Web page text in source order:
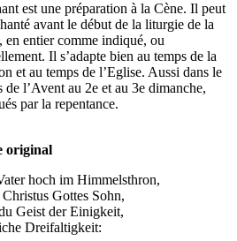
est une préparation à la Cène. Il peut
avant le début de la liturgie de la
en entier comme indiqué, ou
Il s’adapte bien au temps de la
et au temps de l’Eglise. Aussi dans le
de l’Avent au 2e et au 3e dimanche,
par la repentance.
original
hoch im Himmelsthron,
Christus Gottes Sohn,
Geist der Einigkeit,
Dreifaltigkeit: